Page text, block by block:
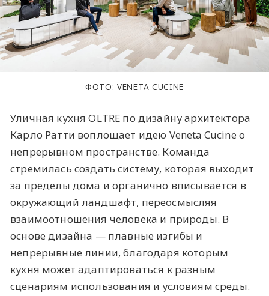
ФОТО: VENETA CUCINE
Уличная кухня OLTRE по дизайну архитектора
Карло Ратти воплощает идею Veneta Cucine о
непрерывном пространстве. Команда
стремилась создать систему, которая выходит
за пределы дома и органично вписывается в
окружающий ландшафт, переосмысляя
взаимоотношения человека и природы. В
основе дизайна — плавные изгибы и
непрерывные линии, благодаря которым
кухня может адаптироваться к разным
сценариям использования и условиям среды.